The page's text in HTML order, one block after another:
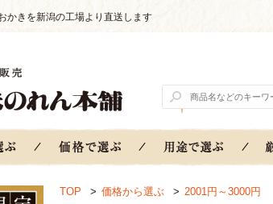
かきを新潟の工場より直送します
TOP > 価格から選ぶ > 2001円～3000円